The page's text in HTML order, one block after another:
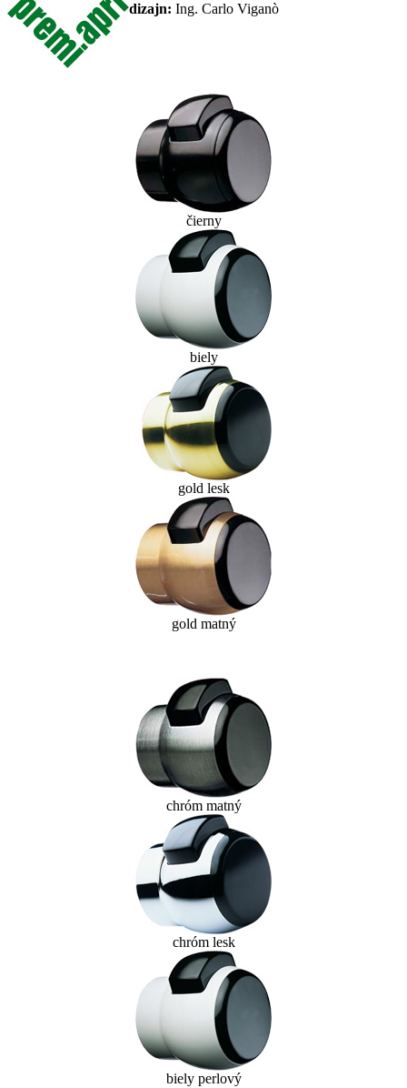
dizajn: Ing. Carlo Viganò
čierny
biely
gold lesk
gold matný
chróm matný
chróm lesk
biely perlový